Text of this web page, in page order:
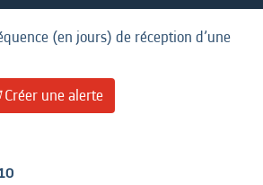
(en jours) de réception d’une
Créer une alerte